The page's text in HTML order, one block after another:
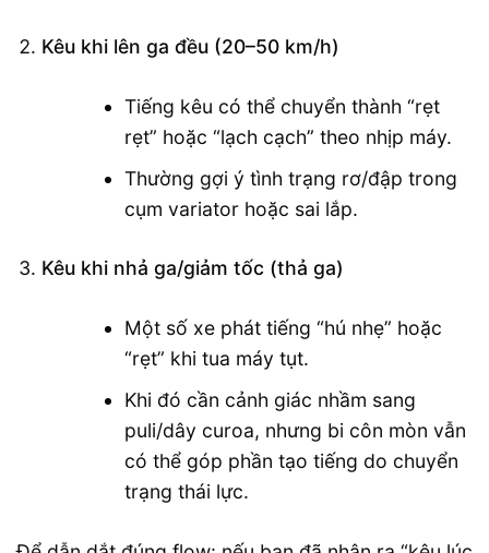
Kêu khi lên ga đều (20–50 km/h)
Tiếng kêu có thể chuyển thành “rẹt
rẹt” hoặc “lạch cạch” theo nhịp máy.
Thường gợi ý tình trạng rơ/đập trong
cụm variator hoặc sai lắp.
Kêu khi nhả ga/giảm tốc (thả ga)
Một số xe phát tiếng “hú nhẹ” hoặc
“rẹt” khi tua máy tụt.
Khi đó cần cảnh giác nhầm sang
puli/dây curoa, nhưng bi côn mòn vẫn
có thể góp phần tạo tiếng do chuyển
trạng thái lực.